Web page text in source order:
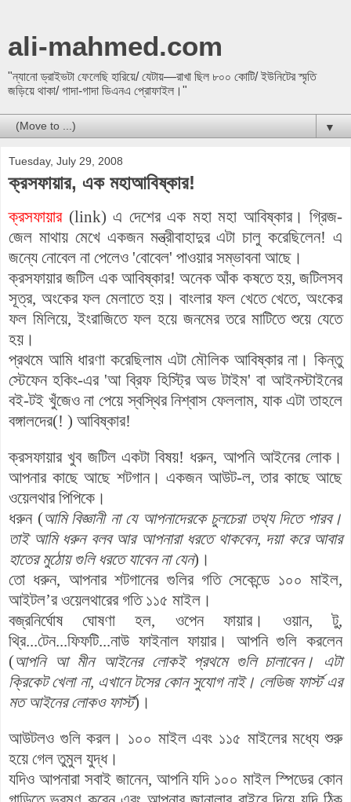
ali-mahmed.com
"ন্যানো ড্রাইভটা ফেলেছি হারিয়ে/ যেটায়—রাখা ছিল ৮০০ কোটি/ ইউনিটের স্মৃতি
জড়িয়ে থাকা/ গাদা-গাদা ডিএনএ প্রোফাইল।"
▼
Tuesday, July 29, 2008
ক্রসফায়ার, এক মহাআবিষ্কার!
ক্রসফায়ার(link) এ দেশের এক মহা মহা আবিষ্কার। গ্রিজ-
জেল মাথায় মেখে একজন মন্ত্রীবাহাদুর এটা চালু করেছিলেন! এ
জন্যে নোবেল না পেলেও 'বোবেল' পাওয়ার সম্ভাবনা আছে।
ক্রসফায়ার জটিল এক আবিষ্কার! অনেক আঁক কষতে হয়, জটিলসব
সূত্র, অংকের ফল মেলাতে হয়। বাংলার ফল খেতে খেতে, অংকের
ফল মিলিয়ে, ইংরাজিতে ফল হয়ে জনমের তরে মাটিতে শুয়ে যেতে
হয়।
প্রথমে আমি ধারণা করেছিলাম এটা মৌলিক আবিষ্কার না। কিন্তু
স্টেফেন হকিং-এর 'আ ব্রিফ হিস্ট্রি অভ টাইম' বা আইনস্টাইনের
বই-টই খুঁজেও না পেয়ে স্বস্থির নিশ্বাস ফেললাম, যাক এটা তাহলে
বঙ্গালদের(! ) আবিষ্কার!
ক্রসফায়ার খুব জটিল একটা বিষয়! ধরুন, আপনি আইনের লোক।
আপনার কাছে আছে শটগান। একজন আউট-ল, তার কাছে আছে
ওয়েলথার পিপিকে।
ধরুন (আমি বিজ্ঞানী না যে আপনাদেরকে চুলচেরা তথ্য দিতে পারব।
তাই আমি ধরুন বলব আর আপনারা ধরতে থাকবেন, দয়া করে আবার
হাতের মুঠোয় গুলি ধরতে যাবেন না যেন)।
তো ধরুন, আপনার শটগানের গুলির গতি সেকেন্ডে ১০০ মাইল,
আইটল’র ওয়েলথারের গতি ১১৫ মাইল।
বজ্রনির্ঘোষ ঘোষণা হল, ওপেন ফায়ার। ওয়ান, টু,
থ্রি...টেন...ফিফটি...নাউ ফাইনাল ফায়ার। আপনি গুলি করলেন
(আপনি আ মীন আইনের লোকই প্রথমে গুলি চালাবেন। এটা
ক্রিকেট খেলা না, এখানে টসের কোন সুযোগ নাই। লেডিজ ফার্স্ট এর
মত আইনের লোকও ফার্স্ট)।
আউটলও গুলি করল। ১০০ মাইল এবং ১১৫ মাইলের মধ্যে শুরু
হয়ে গেল তুমুল যুদ্ধ।
যদিও আপনারা সবাই জানেন, আপনি যদি ১০০ মাইল স্পিডের কোন